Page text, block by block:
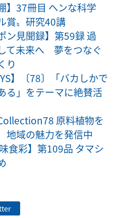
】37冊目 ヘンな科学
賞〟研究40講
ン見聞録】第59録 過
て未来へ 夢をつなぐ
り
】〔78〕「バカしかで
る」をテーマに絶賛活
原料植物を
域の魅力を発信中
食彩】第109品 タマシ